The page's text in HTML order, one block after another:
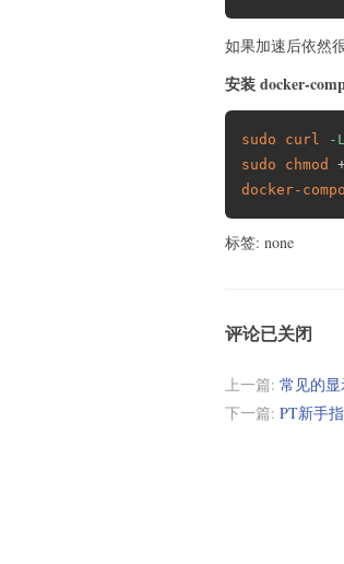
如果加速后依然
安装 docker-
sudo curl -
sudo
chmod
docker-
标签: none
评论已关闭
上一篇: 常见的
下一篇: PT新手